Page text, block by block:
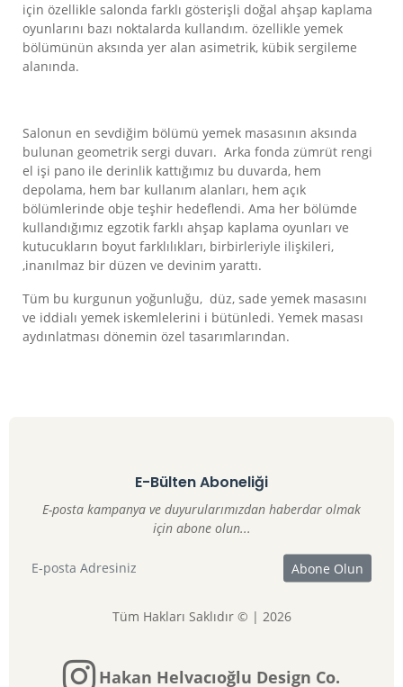
için özellikle salonda farklı gösterişli doğal ahşap kaplama
oyunlarını bazı noktalarda kullandım. özellikle yemek
bölümünün aksında yer alan asimetrik, kübik sergileme
alanında.
Salonun en sevdiğim bölümü yemek masasının aksında
bulunan geometrik sergi duvarı. Arka fonda zümrüt rengi
el işi pano ile derinlik kattığımız bu duvarda, hem
depolama, hem bar kullanım alanları, hem açık
bölümlerinde obje teşhir hedeflendi. Ama her bölümde
kullandığımız egzotik farklı ahşap kaplama oyunları ve
kutucukların boyut farklılıkları, birbirleriyle ilişkileri,
,inanılmaz bir düzen ve devinim yarattı.
Tüm bu kurgunun yoğunluğu, düz, sade yemek masasını
ve iddialı yemek iskemlelerini i bütünledi. Yemek masası
aydınlatması dönemin özel tasarımlarından.
E-Bülten Aboneliği
E-posta kampanya ve duyurularımızdan haberdar olmak
için abone olun...
Tüm Hakları Saklıdır © | 2026
Hakan Helvacıoğlu Design Co.